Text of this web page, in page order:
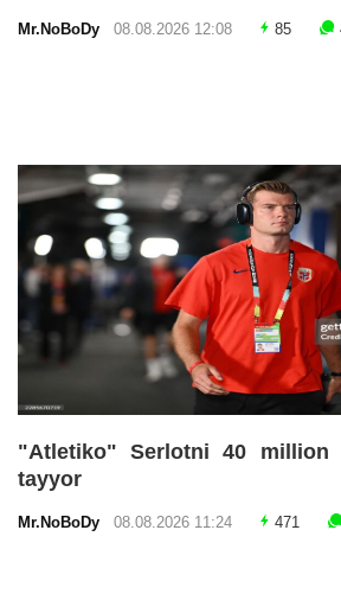
Mr.NoBoDy 08.08.2026 12:08 85
"Atletiko" Serlotni 40 million
tayyor
Mr.NoBoDy 08.08.2026 11:24 471